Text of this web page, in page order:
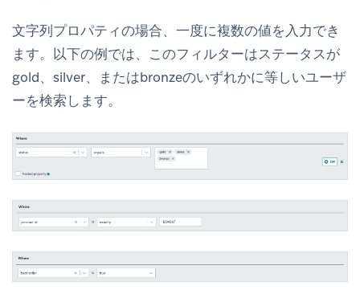
文字列プロパティの場合、一度に複数の値を入力でき
ます。以下の例では、このフィルターはステータスが
gold、silver、またはbronzeのいずれかに等しいユーザ
ーを検索します。